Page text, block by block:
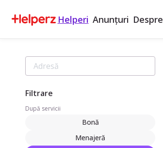
Helperi Anunțuri Despre
Filtrare
După servicii
Bonă
Menajeră